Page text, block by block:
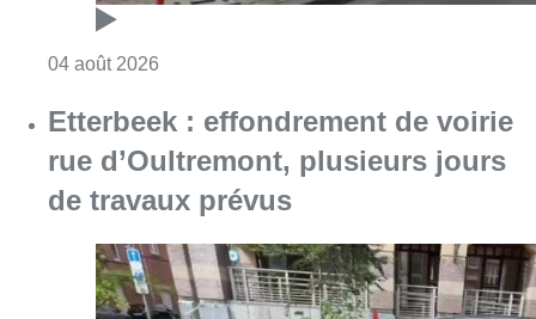
04 août 2026
Etterbeek : effondrement de voirie
rue d’Oultremont, plusieurs jours
de travaux prévus